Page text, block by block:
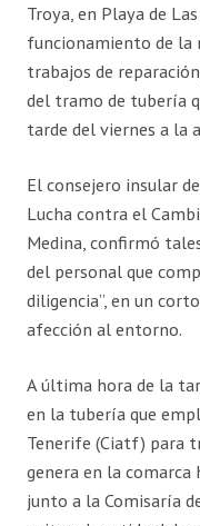
Troya, en Playa de
funcionamiento de la
trabajos de
del tramo de tubería
tarde del viernes a la
El consejero insular
Lucha contra el
Medina, confirmó
del personal que
diligencia”, en un
afección al entorno.
A última hora de la
en la tubería que
Tenerife (Ciatf) para
genera en la
junto a la Comisaría